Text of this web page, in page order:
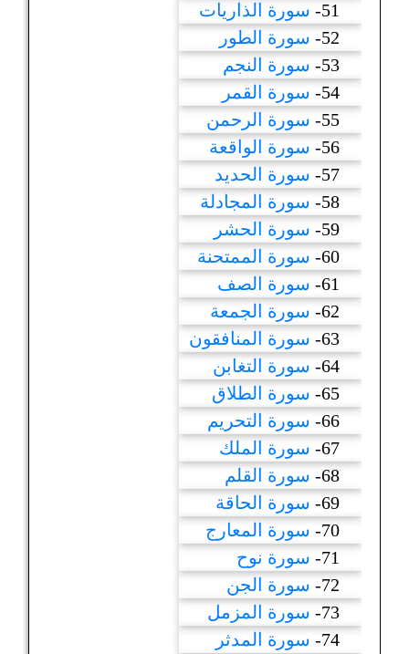
51-
سورة الذاريات
52-
سورة الطور
53-
سورة النجم
54-
سورة القمر
55-
سورة الرحمن
56-
سورة الواقعة
57-
سورة الحديد
58-
سورة المجادلة
59-
سورة الحشر
60- سورة الممتحنة
61- سورة الصف
62- سورة الجمعة
63- سورة المنافقون
64- سورة التغابن
65- سورة الطلاق
66- سورة التحريم
67- سورة الملك
68- سورة القلم
69- سورة الحاقة
70-
سورة المعارج
71-
سورة نوح
72-
سورة الجن
73-
سورة المزمل
74-
سورة المدثر